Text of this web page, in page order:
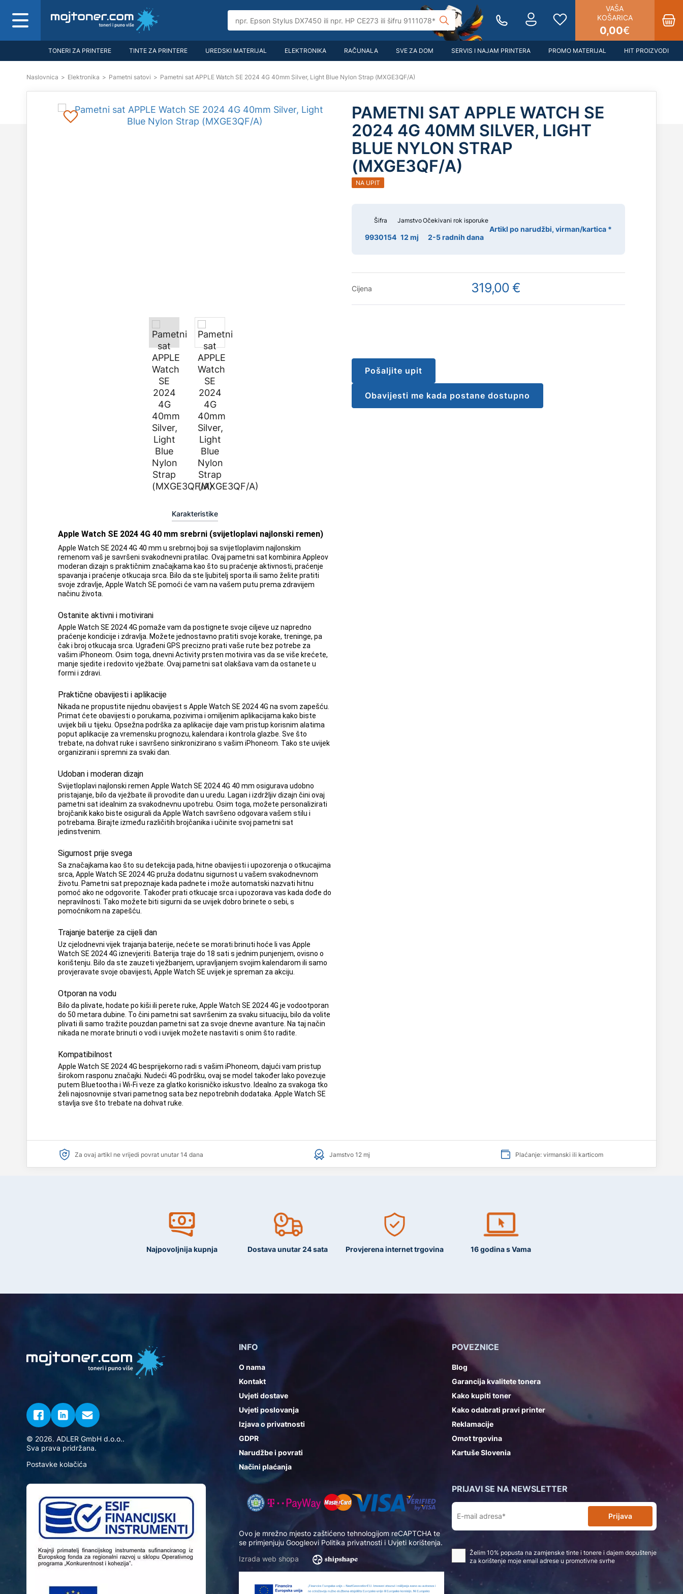
VAŠA
KOŠARICA
0,00€
TONERI ZA PRINTERE TINTE ZA PRINTERE UREDSKI MATERIJAL ELEKTRONIKA RAČUNALA SVE ZA DOM SERVIS I NAJAM PRINTERA PROMO MATERIJAL HIT PROIZVODI
Naslovnica > Elektronika > Pametni satovi > Pametni sat APPLE Watch SE 2024 4G 40mm Silver, Light Blue Nylon Strap (MXGE3QF/A)
Karakteristike
Apple Watch SE 2024 4G 40 mm srebrni (svijetloplavi najlonski remen)
Apple Watch SE 2024 4G 40 mm u srebrnoj boji sa svijetloplavim najlonskim
remenom vaš je savršeni svakodnevni pratilac. Ovaj pametni sat kombinira Appleov
moderan dizajn s praktičnim značajkama kao što su praćenje aktivnosti, praćenje
spavanja i praćenje otkucaja srca. Bilo da ste ljubitelj sporta ili samo želite pratiti
svoje zdravlje, Apple Watch SE pomoći će vam na vašem putu prema zdravijem
načinu života.
Ostanite aktivni i motivirani
Apple Watch SE 2024 4G pomaže vam da postignete svoje ciljeve uz napredno
praćenje kondicije i zdravlja. Možete jednostavno pratiti svoje korake, treninge, pa
čak i broj otkucaja srca. Ugrađeni GPS precizno prati vaše rute bez potrebe za
vašim iPhoneom. Osim toga, dnevni Activity prsten motivira vas da se više krećete,
manje sjedite i redovito vježbate. Ovaj pametni sat olakšava vam da ostanete u
formi i zdravi.
Praktične obavijesti i aplikacije
Nikada ne propustite nijednu obavijest s Apple Watch SE 2024 4G na svom zapešću.
Primat ćete obavijesti o porukama, pozivima i omiljenim aplikacijama kako biste
uvijek bili u tijeku. Opsežna podrška za aplikacije daje vam pristup korisnim alatima
poput aplikacije za vremensku prognozu, kalendara i kontrola glazbe. Sve što
trebate, na dohvat ruke i savršeno sinkronizirano s vašim iPhoneom. Tako ste uvijek
organizirani i spremni za svaki dan.
Udoban i moderan dizajn
Svijetloplavi najlonski remen Apple Watch SE 2024 4G 40 mm osigurava udobno
pristajanje, bilo da vježbate ili provodite dan u uredu. Lagan i izdržljiv dizajn čini ovaj
pametni sat idealnim za svakodnevnu upotrebu. Osim toga, možete personalizirati
brojčanik kako biste osigurali da Apple Watch savršeno odgovara vašem stilu i
potrebama. Birajte između različitih brojčanika i učinite svoj pametni sat
jedinstvenim.
Sigurnost prije svega
Sa značajkama kao što su detekcija pada, hitne obavijesti i upozorenja o otkucajima
srca, Apple Watch SE 2024 4G pruža dodatnu sigurnost u vašem svakodnevnom
životu. Pametni sat prepoznaje kada padnete i može automatski nazvati hitnu
pomoć ako ne odgovorite. Također prati otkucaje srca i upozorava vas kada dođe do
nepravilnosti. Tako možete biti sigurni da se uvijek dobro brinete o sebi, s
pomoćnikom na zapešću.
Trajanje baterije za cijeli dan
Uz cjelodnevni vijek trajanja baterije, nećete se morati brinuti hoće li vas Apple
Watch SE 2024 4G iznevjeriti. Baterija traje do 18 sati s jednim punjenjem, ovisno o
korištenju. Bilo da ste zauzeti vježbanjem, upravljanjem svojim kalendarom ili samo
provjeravate svoje obavijesti, Apple Watch SE uvijek je spreman za akciju.
Otporan na vodu
Bilo da plivate, hodate po kiši ili perete ruke, Apple Watch SE 2024 4G je vodootporan
do 50 metara dubine. To čini pametni sat savršenim za svaku situaciju, bilo da volite
plivati ​​ili samo tražite pouzdan pametni sat za svoje dnevne avanture. Na taj način
nikada ne morate brinuti o vodi i uvijek možete nastaviti s onim što radite.
Kompatibilnost
Apple Watch SE 2024 4G besprijekorno radi s vašim iPhoneom, dajući vam pristup
širokom rasponu značajki. Nudeći 4G podršku, ovaj se model također lako povezuje
putem Bluetootha i Wi-Fi veze za glatko korisničko iskustvo. Idealno za svakoga tko
želi najosnovnije stvari pametnog sata bez nepotrebnih dodataka. Apple Watch SE
stavlja sve što trebate na dohvat ruke.
PAMETNI SAT APPLE WATCH SE
2024 4G 40MM SILVER, LIGHT
BLUE NYLON STRAP
(MXGE3QF/A)
NA UPIT
Šifra
9930154
Jamstvo
12 mj
Očekivani rok isporuke
2-5 radnih dana
Artikl po narudžbi, virman/kartica *
Cijena 319,00 €
Pošaljite upit
Obavijesti me kada postane dostupno
Za ovaj artikl ne vrijedi povrat unutar 14 dana Jamstvo 12 mj Plaćanje: virmanski ili karticom
Najpovoljnija kupnja Dostava unutar 24 sata Provjerena internet trgovina 16 godina s Vama
© 2026. ADLER GmbH d.o.o..
Sva prava pridržana.
Postavke kolačića
INFO
O nama
Kontakt
Uvjeti dostave
Uvjeti poslovanja
Izjava o privatnosti
GDPR
Narudžbe i povrati
Načini plaćanja
POVEZNICE
Blog
Garancija kvalitete tonera
Kako kupiti toner
Kako odabrati pravi printer
Reklamacije
Omot trgovina
Kartuše Slovenia
Ovo je mrežno mjesto zaštićeno tehnologijom reCAPTCHA te
se primjenjuju Googleovi Politika privatnosti i Uvjeti korištenja.
Izrada web shopa
PRIJAVI SE NA NEWSLETTER
Prijava
Želim 10% popusta na zamjenske tinte i tonere i dajem dopuštenje
za korištenje moje email adrese u promotivne svrhe